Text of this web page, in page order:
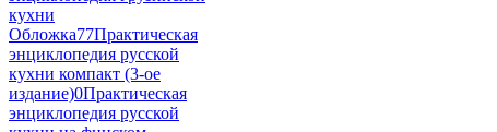
кухни
Обложка77Практическая
энциклопедия русской
кухни компакт (3-ое
издание)0Практическая
энциклопедия русской